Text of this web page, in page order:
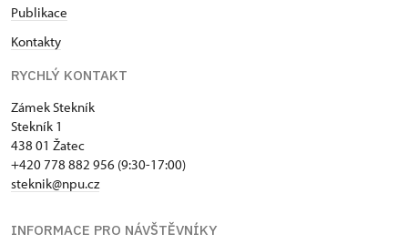
Publikace
Kontakty
RYCHLÝ KONTAKT
Zámek Stekník
Stekník 1
438 01 Žatec
+420 778 882 956 (9:30-17:00)
steknik@npu.cz
INFORMACE PRO NÁVŠTĚVNÍKY